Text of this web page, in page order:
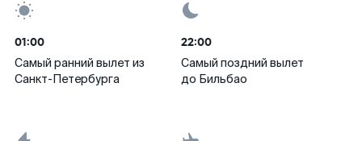
01:00
Самый ранний вылет из
Санкт-Петербурга
22:00
Самый поздний вылет
до Бильбао